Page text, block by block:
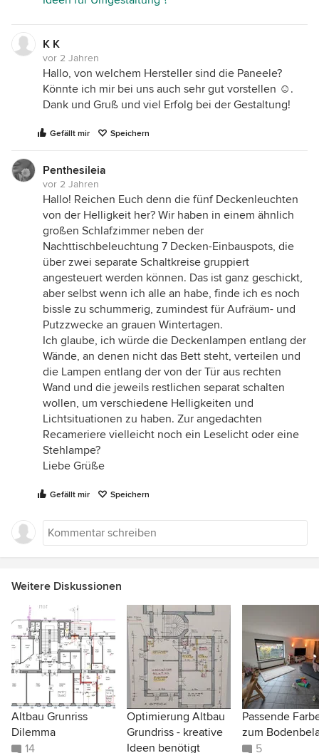
K K
vor 2 Jahren
Hallo, von welchem Hersteller sind die Paneele?
Könnte ich mir bei uns auch sehr gut vorstellen ☺️.
Dank und Gruß und viel Erfolg bei der Gestaltung!
Gefällt mir Speichern
Penthesileia
vor 2 Jahren
Hallo! Reichen Euch denn die fünf Deckenleuchten
von der Helligkeit her? Wir haben in einem ähnlich
großen Schlafzimmer neben der
Nachttischbeleuchtung 7 Decken-Einbauspots, die
über zwei separate Schaltkreise gruppiert
angesteuert werden können. Das ist ganz geschickt,
aber selbst wenn ich alle an habe, finde ich es noch
bissle zu schummerig, zumindest für Aufräum- und
Putzzwecke an grauen Wintertagen.
Ich glaube, ich würde die Deckenlampen entlang der
Wände, an denen nicht das Bett steht, verteilen und
die Lampen entlang der von der Tür aus rechten
Wand und die jeweils restlichen separat schalten
wollen, um verschiedene Helligkeiten und
Lichtsituationen zu haben. Zur angedachten
Recameriere vielleicht noch ein Leselicht oder eine
Stehlampe?
Liebe Grüße
Gefällt mir Speichern
Weitere Diskussionen
Altbau Grunriss
Dilemma
14
Optimierung Altbau
Grundriss - kreative
Ideen benötigt
Passende
zum
5